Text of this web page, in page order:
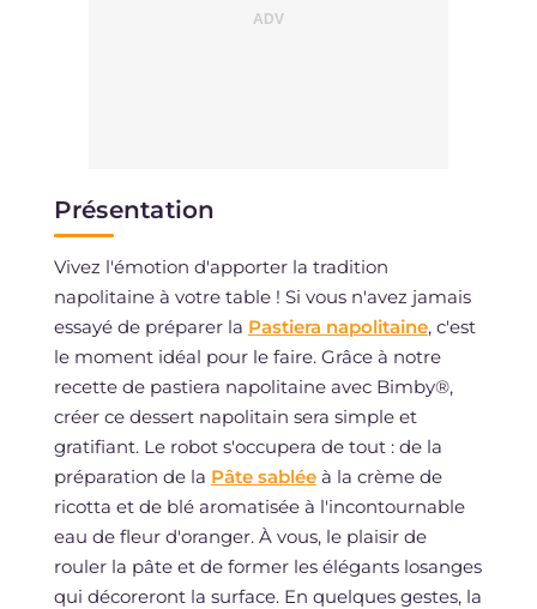
Présentation
Vivez l'émotion d'apporter la tradition
napolitaine à votre table ! Si vous n'avez jamais
essayé de préparer la Pastiera napolitaine, c'est
le moment idéal pour le faire. Grâce à notre
recette de pastiera napolitaine avec Bimby®,
créer ce dessert napolitain sera simple et
gratifiant. Le robot s'occupera de tout : de la
préparation de la Pâte sabléeà la crème de
ricotta et de blé aromatisée à l'incontournable
eau de fleur d'oranger. À vous, le plaisir de
rouler la pâte et de former les élégants losanges
qui décoreront la surface. En quelques gestes, la